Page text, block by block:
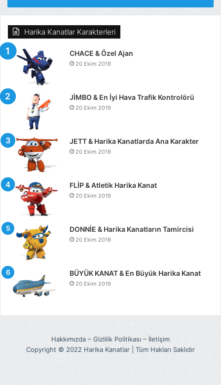
Harika Kanatlar Karakterleri
CHACE & Özel Ajan
20 Ekim 2019
JİMBO & En İyi Hava Trafik Kontrolörü
20 Ekim 2019
JETT & Harika Kanatlarda Ana Karakter
20 Ekim 2019
FLİP & Atletik Harika Kanat
20 Ekim 2019
DONNİE & Harika Kanatların Tamircisi
20 Ekim 2019
BÜYÜK KANAT & En Büyük Harika Kanat
20 Ekim 2019
Hakkımızda– Gizlilik Politikası –İletişim
Copyright © 2022 Harika Kanatlar | Tüm Hakları Saklıdır